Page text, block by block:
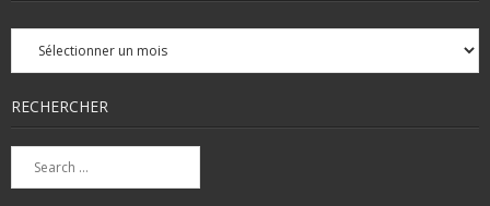
Archives
mensuelles
RECHERCHER